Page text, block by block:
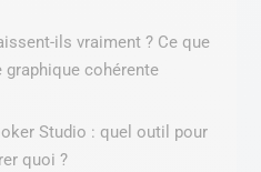
ils vraiment ? Ce que
graphique cohérente
Studio : quel outil pour
quoi ?